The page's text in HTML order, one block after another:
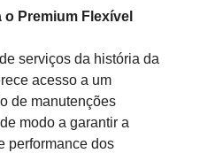
Premium Flexível
serviços da história da
acesso a um
de manutenções
modo a garantir a
performance dos